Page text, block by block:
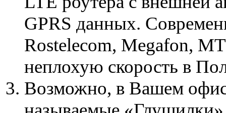
GPRS данных.
Rostelecom, Megafon,
неплохую скорость в
Возможно, в Вашем